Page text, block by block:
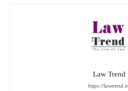
Law Trend
https://